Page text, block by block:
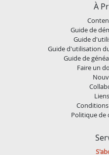
À
Guide de
Guide
Guide d'utilisation
Guide de
Faire un
Politique de